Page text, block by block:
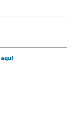
aquí